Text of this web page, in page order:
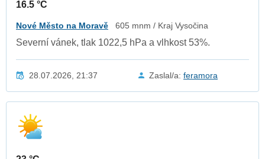
16.5 °C
Nové Město na Moravě 605 mnm / Kraj Vysočina
Severní vánek, tlak 1022,5 hPa a vlhkost 53%.
28.07.2026, 21:37 Zaslal/a: feramora